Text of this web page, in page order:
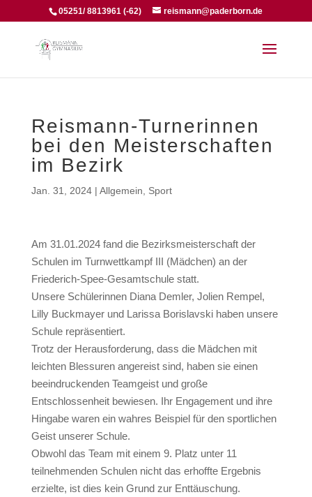
05251/ 8813961 (-62) reismann@paderborn.de
Reismann-Turnerinnen
bei den Meisterschaften
im Bezirk
Jan. 31, 2024| Allgemein Sport
Am 31.01.2024 fand die Bezirksmeisterschaft der
Schulen im Turnwettkampf III (Mädchen) an der
Friederich-Spee-Gesamtschule statt.
Unsere Schülerinnen Diana Demler, Jolien Rempel,
Lilly Buckmayer und Larissa Borislavski haben unsere
Schule repräsentiert.
Trotz der Herausforderung, dass die Mädchen mit
leichten Blessuren angereist sind, haben sie einen
beeindruckenden Teamgeist und große
Entschlossenheit bewiesen. Ihr Engagement und ihre
Hingabe waren ein wahres Beispiel für den sportlichen
Geist unserer Schule.
Obwohl das Team mit einem 9. Platz unter 11
teilnehmenden Schulen nicht das erhoffte Ergebnis
erzielte, ist dies kein Grund zur Enttäuschung.